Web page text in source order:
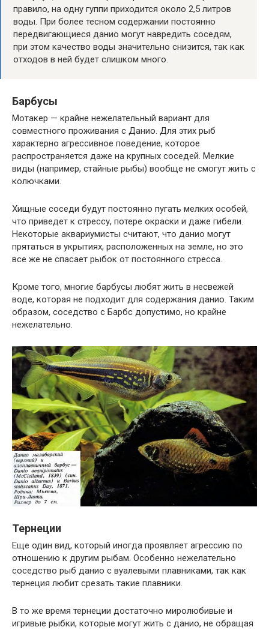
правило, на одну гуппи приходится около 2,5 литров
воды. При более тесном содержании постоянно
передвигающиеся данио могут навредить соседям,
при этом качество воды значительно снизится, так как
отходов в ней будет слишком много.
Барбусы
Мотакер — крайне нежелательный вариант для
совместного проживания с Данио. Для этих рыб
характерно агрессивное поведение, которое
распространяется даже на крупных соседей. Мелкие
виды (например, стайные рыбы) вообще не смогут жить с
колючками.
Хищные соседи будут постоянно пугать мелких особей,
что приведет к стрессу, потере окраски и даже гибели.
Некоторые аквариумисты считают, что данио могут
прятаться в укрытиях, расположенных на земле, но это
все же не спасает рыбок от постоянного стресса.
Кроме того, многие барбусы любят жить в несвежей
воде, которая не подходит для содержания данио. Таким
образом, соседство с Барбс допустимо, но крайне
нежелательно.
Тернеции
Еще один вид, который иногда проявляет агрессию по
отношению к другим рыбам. Особенно нежелательно
соседство рыб данио с вуалевыми плавниками, так как
тернеция любит срезать такие плавники.
В то же время тернеции достаточно миролюбивые и
игривые рыбки, которые могут жить с данио, не обращая